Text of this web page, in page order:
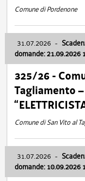
Comune di Pordenone
31.07.2026 -
domande: 21.09.2026
325/26 -
Tagliamento
Comune di San Vito al
31.07.2026 -
domande: 10.09.2026